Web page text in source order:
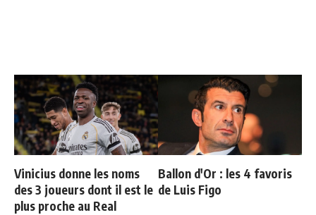
Vinicius donne les noms
des 3 joueurs dont il est le
plus proche au Real
Ballon d'Or : les 4 favoris
de Luis Figo